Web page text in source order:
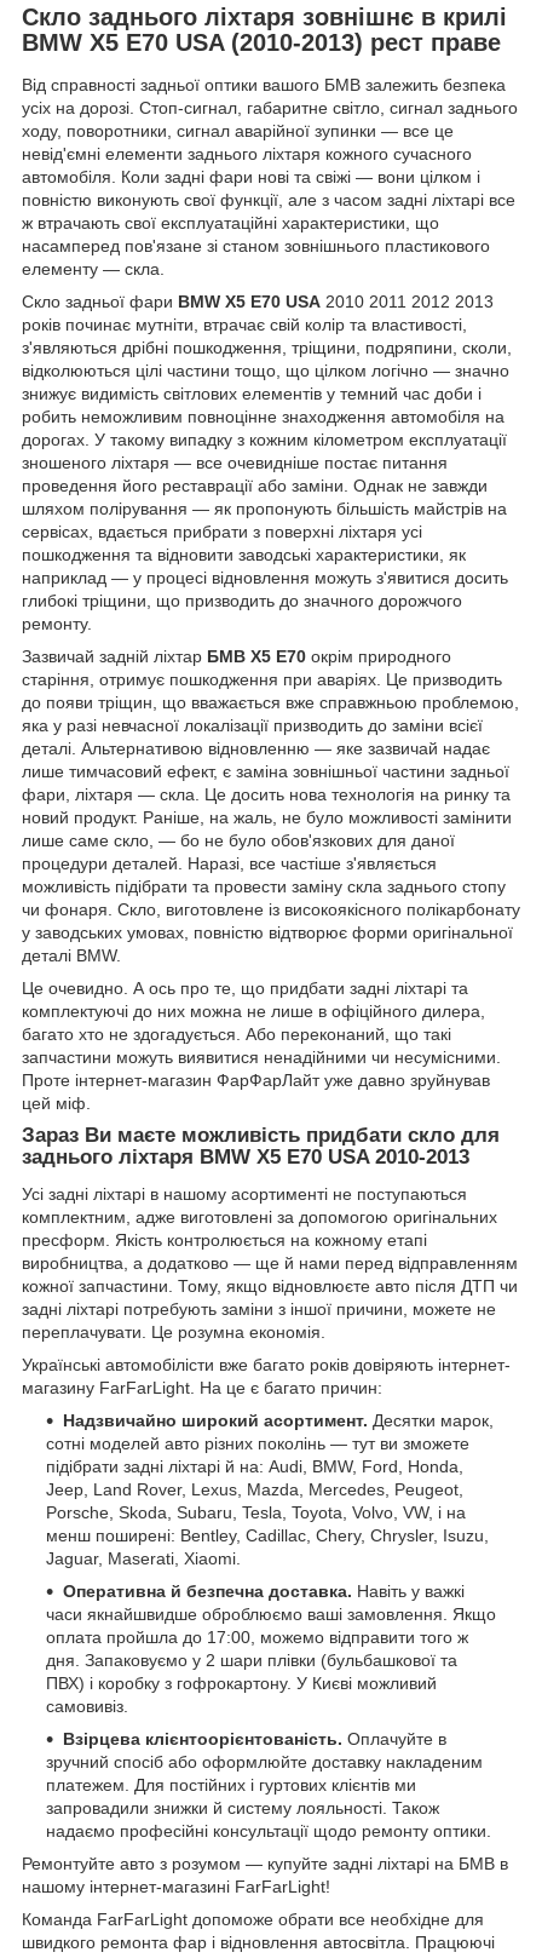
Скло заднього ліхтаря зовнішнє в крилі
BMW X5 E70 USA (2010-2013) рест праве
Від справності задньої оптики вашого БМВ залежить безпека
усіх на дорозі. Стоп-сигнал, габаритне світло, сигнал заднього
ходу, поворотники, сигнал аварійної зупинки — все це
невід'ємні елементи заднього ліхтаря кожного сучасного
автомобіля. Коли задні фари нові та свіжі — вони цілком і
повністю виконують свої функції, але з часом задні ліхтарі все
ж втрачають свої експлуатаційні характеристики, що
насамперед пов'язане зі станом зовнішнього пластикового
елементу — скла.
Скло задньої фари BMW X5 E70 USA 2010 2011 2012 2013
років починає мутніти, втрачає свій колір та властивості,
з'являються дрібні пошкодження, тріщини, подряпини, сколи,
відколюються цілі частини тощо, що цілком логічно — значно
знижує видимість світлових елементів у темний час доби і
робить неможливим повноцінне знаходження автомобіля на
дорогах. У такому випадку з кожним кілометром експлуатації
зношеного ліхтаря — все очевидніше постає питання
проведення його реставрації або заміни. Однак не завжди
шляхом полірування — як пропонують більшість майстрів на
сервісах, вдається прибрати з поверхні ліхтаря усі
пошкодження та відновити заводські характеристики, як
наприклад — у процесі відновлення можуть з'явитися досить
глибокі тріщини, що призводить до значного дорожчого
ремонту.
Зазвичай задній ліхтар БМВ Х5 Е70 окрім природного
старіння, отримує пошкодження при аваріях. Це призводить
до появи тріщин, що вважається вже справжньою проблемою,
яка у разі невчасної локалізації призводить до заміни всієї
деталі. Альтернативою відновленню — яке зазвичай надає
лише тимчасовий ефект, є заміна зовнішньої частини задньої
фари, ліхтаря — скла. Це досить нова технологія на ринку та
новий продукт. Раніше, на жаль, не було можливості замінити
лише саме скло, — бо не було обов'язкових для даної
процедури деталей. Наразі, все частіше з'являється
можливість підібрати та провести заміну скла заднього стопу
чи фонаря. Скло, виготовлене із високоякісного полікарбонату
у заводських умовах, повністю відтворює форми оригінальної
деталі BMW.
Це очевидно. А ось про те, що придбати задні ліхтарі та
комплектуючі до них можна не лише в офіційного дилера,
багато хто не здогадується. Або переконаний, що такі
запчастини можуть виявитися ненадійними чи несумісними.
Проте інтернет-магазин ФарФарЛайт уже давно зруйнував
цей міф.
Зараз Ви маєте можливість придбати скло для
заднього ліхтаря BMW X5 E70 USA 2010-2013
Усі задні ліхтарі в нашому асортименті не поступаються
комплектним, адже виготовлені за допомогою оригінальних
пресформ. Якість контролюється на кожному етапі
виробництва, а додатково — ще й нами перед відправленням
кожної запчастини. Тому, якщо відновлюєте авто після ДТП чи
задні ліхтарі потребують заміни з іншої причини, можете не
переплачувати. Це розумна економія.
Українські автомобілісти вже багато років довіряють інтернет-
магазину FarFarLight. На це є багато причин:
Надзвичайно широкий асортимент. Десятки марок,
сотні моделей авто різних поколінь — тут ви зможете
підібрати задні ліхтарі й на: Audi, BMW, Ford, Honda,
Jeep, Land Rover, Lexus, Mazda, Mercedes, Peugeot,
Porsche, Skoda, Subaru, Tesla, Toyota, Volvo, VW, і на
менш поширені: Bentley, Cadillac, Chery, Chrysler, Isuzu,
Jaguar, Maserati, Xiaomi.
Оперативна й безпечна доставка. Навіть у важкі
часи якнайшвидше оброблюємо ваші замовлення. Якщо
оплата пройшла до 17:00, можемо відправити того ж
дня. Запаковуємо у 2 шари плівки (бульбашкової та
ПВХ) і коробку з гофрокартону. У Києві можливий
самовивіз.
Взірцева клієнтоорієнтованість. Оплачуйте в
зручний спосіб або оформлюйте доставку накладеним
платежем. Для постійних і гуртових клієнтів ми
запровадили знижки й систему лояльності. Також
надаємо професійні консультації щодо ремонту оптики.
Ремонтуйте авто з розумом — купуйте задні ліхтарі на БМВ в
нашому інтернет-магазині FarFarLight!
Команда FarFarLight допоможе обрати все необхідне для
швидкого ремонта фар і відновлення автосвітла. Працюючі